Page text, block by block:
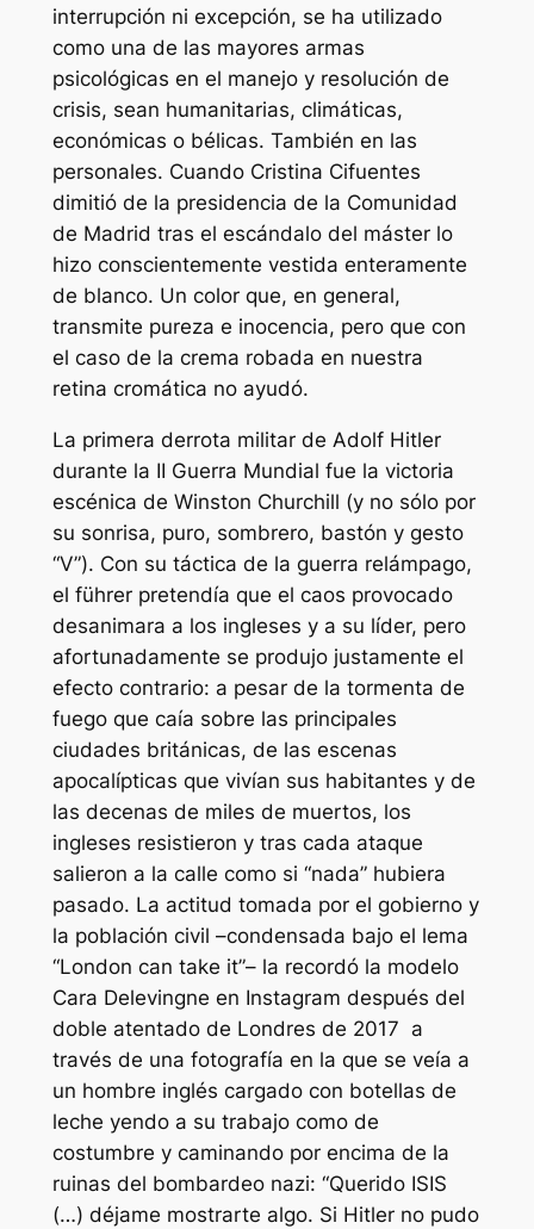
interrupción ni excepción, se ha utilizado
como una de las mayores armas
psicológicas en el manejo y resolución de
crisis, sean humanitarias, climáticas,
económicas o bélicas. También en las
personales. Cuando Cristina Cifuentes
dimitió de la presidencia de la Comunidad
de Madrid tras el escándalo del máster lo
hizo conscientemente vestida enteramente
de blanco. Un color que, en general,
transmite pureza e inocencia, pero que con
el caso de la crema robada en nuestra
retina cromática no ayudó.
La primera derrota militar de Adolf Hitler
durante la II Guerra Mundial fue la victoria
escénica de Winston Churchill (y no sólo por
su sonrisa, puro, sombrero, bastón y gesto
“V”). Con su táctica de la guerra relámpago,
el führer pretendía que el caos provocado
desanimara a los ingleses y a su líder, pero
afortunadamente se produjo justamente el
efecto contrario: a pesar de la tormenta de
fuego que caía sobre las principales
ciudades británicas, de las escenas
apocalípticas que vivían sus habitantes y de
las decenas de miles de muertos, los
ingleses resistieron y tras cada ataque
salieron a la calle como si “nada” hubiera
pasado. La actitud tomada por el gobierno y
la población civil –condensada bajo el lema
“London can take it”– la recordó la modelo
Cara Delevingne en Instagram después del
doble atentado de Londres de 2017 a
través de una fotografía en la que se veía a
un hombre inglés cargado con botellas de
leche yendo a su trabajo como de
costumbre y caminando por encima de la
ruinas del bombardeo nazi: “Querido ISIS
(…) déjame mostrarte algo. Si Hitler no pudo